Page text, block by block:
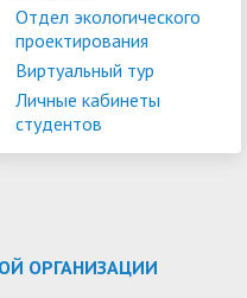
Отдел экологического
проектирования
Виртуальный тур
Личные кабинеты
студентов
ОРГАНИЗАЦИИ